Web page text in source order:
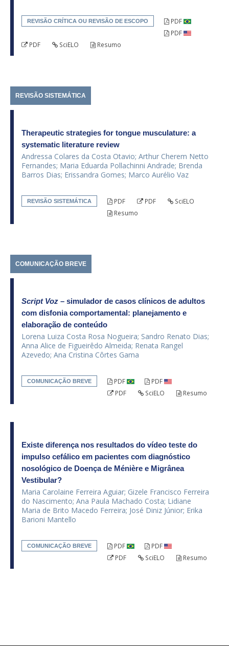
REVISÃO CRÍTICA OU REVISÃO DE ESCOPO
PDF
PDF
PDF
SciELO Resumo
REVISÃO SISTEMÁTICA
Therapeutic strategies for tongue musculature: a
systematic literature review
Andressa Colares da Costa Otavio; Arthur Cherem Netto
Fernandes; Maria Eduarda Pollachinni Andrade; Brenda
Barros Dias; Erissandra Gomes; Marco Aurélio Vaz
REVISÃO SISTEMÁTICA PDF PDF
SciELO
Resumo
COMUNICAÇÃO BREVE
Script Voz – simulador de casos clínicos de adultos
com disfonia comportamental: planejamento e
elaboração de conteúdo
Lorena Luiza Costa Rosa Nogueira; Sandro Renato Dias;
Anna Alice de Figueirêdo Almeida; Renata Rangel
Azevedo; Ana Cristina Côrtes Gama
COMUNICAÇÃO BREVE PDF
PDF
PDF
SciELO Resumo
Existe diferença nos resultados do vídeo teste do
impulso cefálico em pacientes com diagnóstico
nosológico de Doença de Ménière e Migrânea
Vestibular?
Maria Carolaine Ferreira Aguiar; Gizele Francisco Ferreira
do Nascimento; Ana Paula Machado Costa; Lidiane
Maria de Brito Macedo Ferreira; José Diniz Júnior; Erika
Barioni Mantello
COMUNICAÇÃO BREVE PDF
PDF
PDF
SciELO Resumo